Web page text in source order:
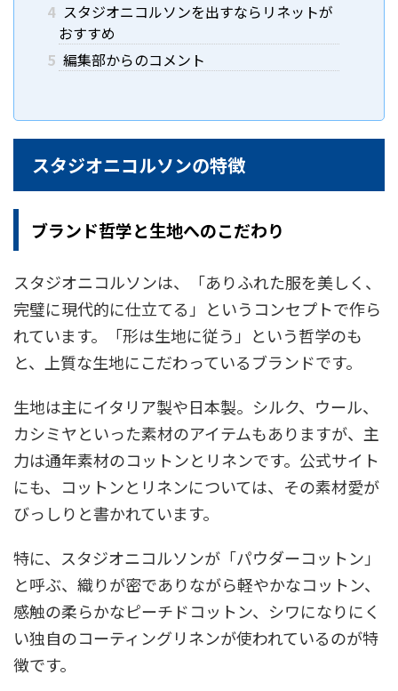
4 スタジオニコルソンを出すならリネットが
おすすめ
5 編集部からのコメント
スタジオニコルソンの特徴
ブランド哲学と生地へのこだわり
スタジオニコルソンは、「ありふれた服を美しく、
完璧に現代的に仕立てる」というコンセプトで作ら
れています。「形は生地に従う」という哲学のも
と、上質な生地にこだわっているブランドです。
生地は主にイタリア製や日本製。シルク、ウール、
カシミヤといった素材のアイテムもありますが、主
力は通年素材のコットンとリネンです。公式サイト
にも、コットンとリネンについては、その素材愛が
びっしりと書かれています。
特に、スタジオニコルソンが「パウダーコットン」
と呼ぶ、織りが密でありながら軽やかなコットン、
感触の柔らかなピーチドコットン、シワになりにく
い独自のコーティングリネンが使われているのが特
徴です。